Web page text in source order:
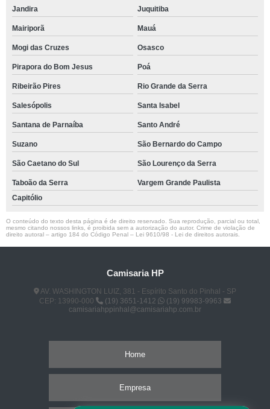
Jandira Juquitiba
Mairiporã Mauá
Mogi das Cruzes Osasco
Pirapora do Bom Jesus Poá
Ribeirão Pires Rio Grande da Serra
Salesópolis Santa Isabel
Santana de Parnaíba Santo André
Suzano São Bernardo do Campo
São Caetano do Sul São Lourenço da Serra
Taboão da Serra
Vargem Grande Paulista
Capitólio
O conteúdo do texto desta página é de direito reservado. Sua reprodução, parcial ou total,
mesmo citando nossos links, é proibida sem a autorização do autor. Crime de violação de
direito autoral – artigo 184 do Código Penal – Lei 9610/98 - Lei de direitos autorais
Camisaria HP
AV. WASHINGTON LUIZ, 381 - Espírito Santo do Pinhal - SP
CEP: 13990-000
(19) 3651-1412
(19) 99983-9963
camisariahppinhal@camisariahp.com.br
Home
Empresa